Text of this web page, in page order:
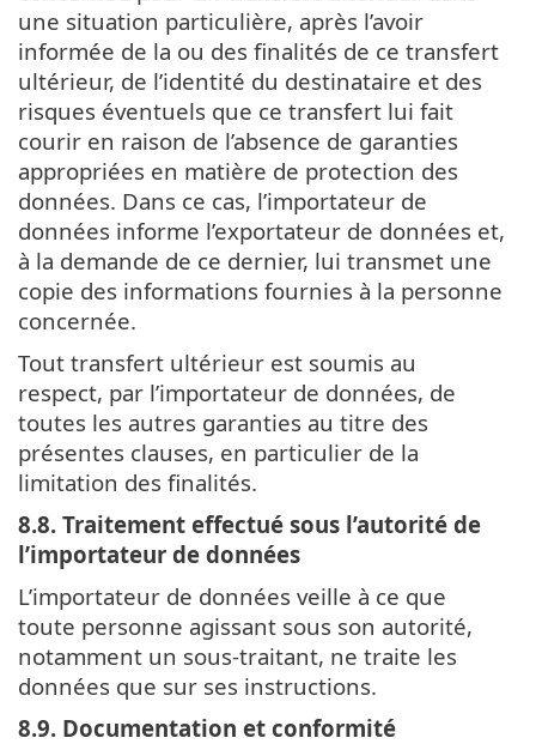
une situation particulière, après l’avoir
informée de la ou des finalités de ce transfert
ultérieur, de l’identité du destinataire et des
risques éventuels que ce transfert lui fait
courir en raison de l’absence de garanties
appropriées en matière de protection des
données. Dans ce cas, l’importateur de
données informe l’exportateur de données et,
à la demande de ce dernier, lui transmet une
copie des informations fournies à la personne
concernée.
Tout transfert ultérieur est soumis au
respect, par l’importateur de données, de
toutes les autres garanties au titre des
présentes clauses, en particulier de la
limitation des finalités.
8.8. Traitement effectué sous l’autorité de
l’importateur de données
L’importateur de données veille à ce que
toute personne agissant sous son autorité,
notamment un sous-traitant, ne traite les
données que sur ses instructions.
8.9. Documentation et conformité